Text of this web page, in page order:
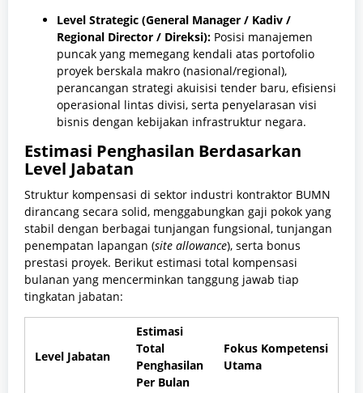
Level Strategic (General Manager / Kadiv /
Regional Director / Direksi): Posisi manajemen
puncak yang memegang kendali atas portofolio
proyek berskala makro (nasional/regional),
perancangan strategi akuisisi tender baru, efisiensi
operasional lintas divisi, serta penyelarasan visi
bisnis dengan kebijakan infrastruktur negara.
Estimasi Penghasilan Berdasarkan
Level Jabatan
Struktur kompensasi di sektor industri kontraktor BUMN
dirancang secara solid, menggabungkan gaji pokok yang
stabil dengan berbagai tunjangan fungsional, tunjangan
penempatan lapangan (site allowance), serta bonus
prestasi proyek. Berikut estimasi total kompensasi
bulanan yang mencerminkan tanggung jawab tiap
tingkatan jabatan:
Level Jabatan
Estimasi
Total
Penghasilan
Per Bulan
Fokus Kompetensi
Utama